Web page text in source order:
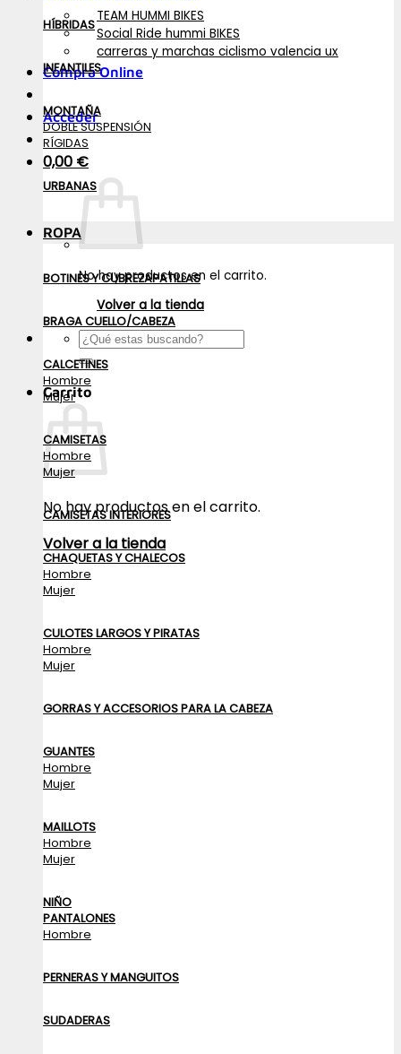
TEAM HUMMI BIKES
Social Ride hummi BIKES
carreras y marchas ciclismo valencia ux
Compra Online
Acceder
0,00 €
No hay productos en el carrito.
Volver a la tienda
Buscar
por:
Carrito
No hay productos en el carrito.
Volver a la tienda
HÍBRIDAS
INFANTILES
MONTAÑA
DOBLE SUSPENSIÓN
RÍGIDAS
URBANAS
ROPA
BOTINES Y CUBREZAPATILLAS
BRAGA CUELLO/CABEZA
CALCETINES
Hombre
Mujer
CAMISETAS
Hombre
Mujer
CAMISETAS INTERIORES
CHAQUETAS Y CHALECOS
Hombre
Mujer
CULOTES LARGOS Y PIRATAS
Hombre
Mujer
GORRAS Y ACCESORIOS PARA LA CABEZA
GUANTES
Hombre
Mujer
MAILLOTS
Hombre
Mujer
NIÑO
PANTALONES
Hombre
PERNERAS Y MANGUITOS
SUDADERAS